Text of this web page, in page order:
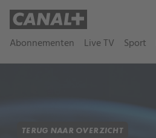
Abonnementen Live TV Sport
TERUG NAAR OVERZICHT